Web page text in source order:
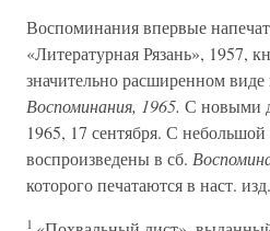
Воспоминания впервые
«Литературная Рязань», 1957,
значительно расширенном
Воспоминания, 1965. С новыми
1965, 17 сентября. С
воспроизведены в сб.
которого печатаются в наст. изд.
1